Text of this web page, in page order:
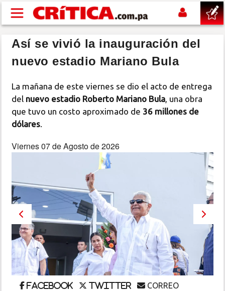
Pasar al contenido principal
buscar
NACIONAL
POLÍTICA
DEPORTES
MUNDO
INSÓLITAS
MULTIMEDIA
Así se vivió la inauguración del
nuevo estadio Mariano Bula
La mañana de este viernes se dio el acto de entrega
del nuevo estadio Roberto Mariano Bula, una obra
que tuvo un costo aproximado de 36 millones de
dólares.
Viernes 07 de Agosto de 2026
Previous Next
Facebook Twitter CORREO